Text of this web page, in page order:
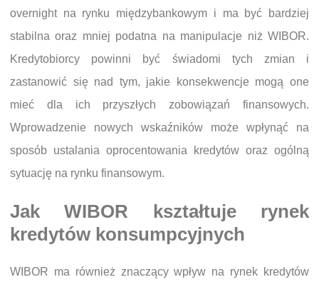
overnight na rynku międzybankowym i ma być bardziej
stabilna oraz mniej podatna na manipulacje niż WIBOR.
Kredytobiorcy powinni być świadomi tych zmian i
zastanowić się nad tym, jakie konsekwencje mogą one
mieć dla ich przyszłych zobowiązań finansowych.
Wprowadzenie nowych wskaźników może wpłynąć na
sposób ustalania oprocentowania kredytów oraz ogólną
sytuację na rynku finansowym.
Jak WIBOR kształtuje rynek
kredytów konsumpcyjnych
WIBOR ma również znaczący wpływ na rynek kredytów